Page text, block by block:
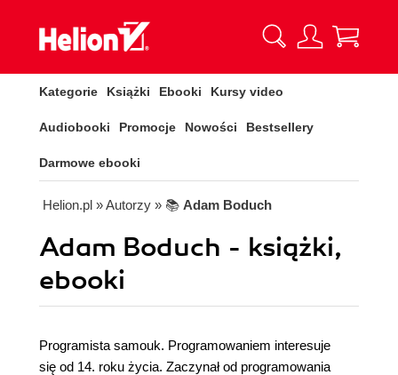
Kategorie Książki Ebooki Kursy video
Audiobooki Promocje Nowości Bestsellery
Darmowe ebooki
Helion.pl » Autorzy » 📚 Adam Boduch
Adam Boduch - książki,
ebooki
Programista samouk. Programowaniem interesuje
się od 14. roku życia. Zaczynał od programowania